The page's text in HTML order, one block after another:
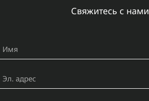
Свяжитесь с нами